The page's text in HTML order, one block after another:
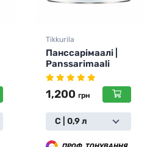
Tikkurila
Ґрунт адгезійний
Отекс Аква | Otex
Akva
1,190 грн
0,9 л